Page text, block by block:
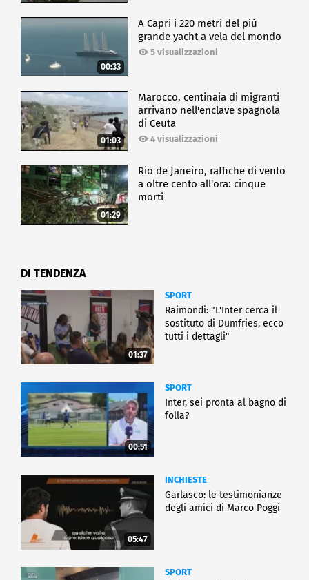
00:33
A Capri i 220 metri del più
grande yacht a vela del mondo
5 visualizzazioni
01:03
Marocco, centinaia di migranti
arrivano nell'enclave spagnola
di Ceuta
4 visualizzazioni
01:29
Rio de Janeiro, raffiche di vento
a oltre cento all'ora: cinque
morti
DI TENDENZA
01:37
SPORT
Raimondi: "L'Inter cerca il
sostituto di Dumfries, ecco
tutti i dettagli"
00:51
SPORT
Inter, sei pronta al bagno di
folla?
05:47
INCHIESTE
Garlasco: le testimonianze
degli amici di Marco Poggi
SPORT